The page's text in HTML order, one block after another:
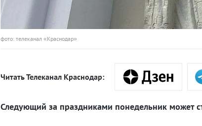
фото: телеканал «Краснодар»
Читать Телеканал Краснодар:
Следующий за праздниками понедельник может